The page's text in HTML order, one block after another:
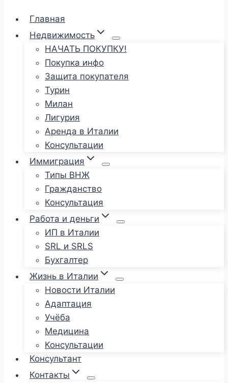
Главная
Недвижимость
НАЧАТЬ ПОКУПКУ!
Покупка инфо
Защита покупателя
Турин
Милан
Лигурия
Аренда в Италии
Консультации
Иммиграция
Типы ВНЖ
Гражданство
Консультация
Работа и деньги
ИП в Италии
SRL и SRLS
Бухгалтер
Жизнь в Италии
Новости Италии
Адаптация
Учёба
Медицина
Консультации
Консультант
Контакты